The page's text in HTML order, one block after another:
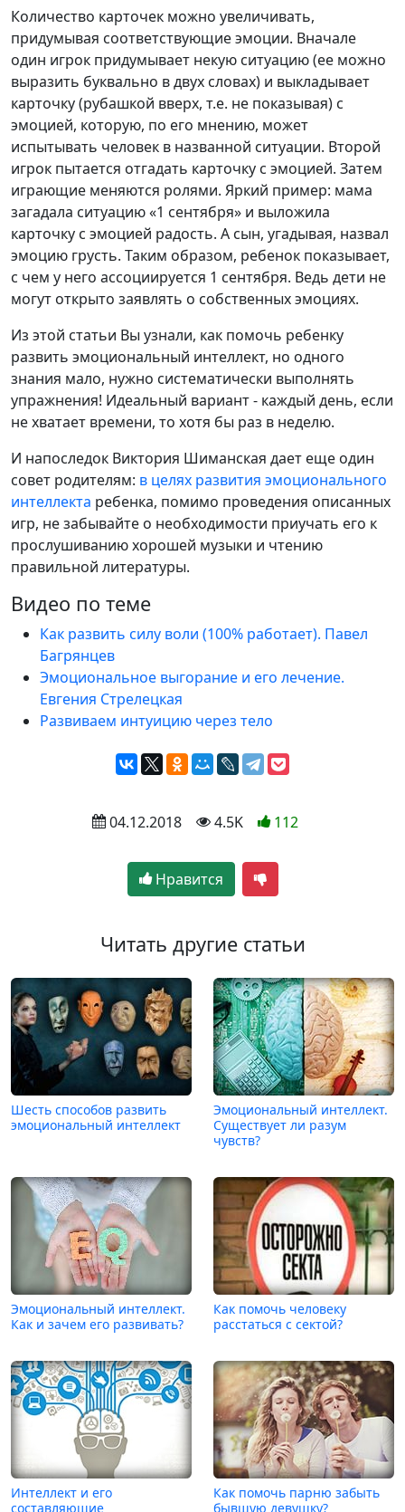
Количество карточек можно увеличивать,
придумывая соответствующие эмоции. Вначале
один игрок придумывает некую ситуацию (ее можно
выразить буквально в двух словах) и выкладывает
карточку (рубашкой вверх, т.е. не показывая) с
эмоцией, которую, по его мнению, может
испытывать человек в названной ситуации. Второй
игрок пытается отгадать карточку с эмоцией. Затем
играющие меняются ролями. Яркий пример: мама
загадала ситуацию «1 сентября» и выложила
карточку с эмоцией радость. А сын, угадывая, назвал
эмоцию грусть. Таким образом, ребенок показывает,
с чем у него ассоциируется 1 сентября. Ведь дети не
могут открыто заявлять о собственных эмоциях.
Из этой статьи Вы узнали, как помочь ребенку
развить эмоциональный интеллект, но одного
знания мало, нужно систематически выполнять
упражнения! Идеальный вариант - каждый день, если
не хватает времени, то хотя бы раз в неделю.
И напоследок Виктория Шиманская дает еще один
совет родителям: в целях развития эмоционального
интеллекта ребенка, помимо проведения описанных
игр, не забывайте о необходимости приучать его к
прослушиванию хорошей музыки и чтению
правильной литературы.
Видео по теме
Как развить силу воли (100% работает). Павел
Багрянцев
Эмоциональное выгорание и его лечение.
Евгения Стрелецкая
Развиваем интуицию через тело
04.12.2018 4.5K 112
Нравится
Читать другие статьи
Шесть способов развить
эмоциональный интеллект
Эмоциональный интеллект.
Существует ли разум
чувств?
Эмоциональный интеллект.
Как и зачем его развивать?
Как помочь человеку
расстаться с сектой?
Интеллект и его
составляющие
Как помочь парню забыть
бывшую девушку?